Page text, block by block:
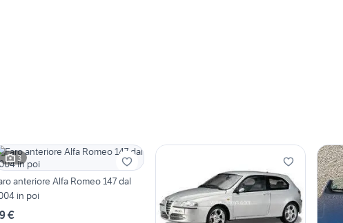
3
anteriore Alfa Romeo 147 dal
in poi
€